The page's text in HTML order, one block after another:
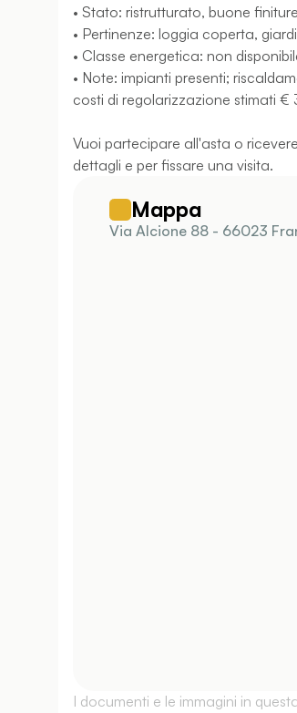
• Stato: ristrutturato, buone
• Pertinenze: loggia coperta,
• Classe energetica: non
• Note: impianti presenti;
costi di regolarizzazione stimati
Vuoi partecipare all'asta o
dettagli e per fissare una visita.
Mappa
Via Alcione 88 - 66023
I documenti e le immagini in